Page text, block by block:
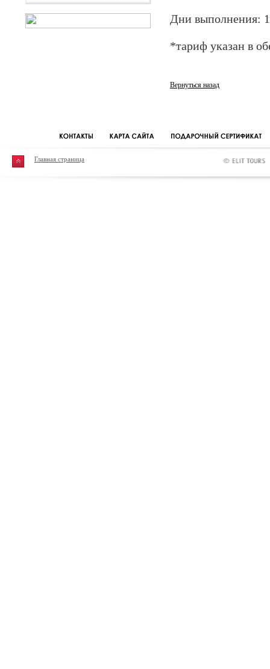
Дни выполнения:
*тариф указан в
Вернуться назад
Главная страница